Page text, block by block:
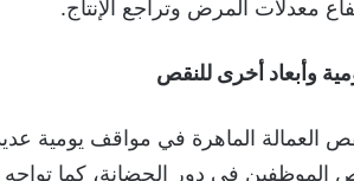
معدلات المرض وتراجع الإنتاج.
وأبعاد أخرى للنقص
العمالة الماهرة في مواقف يومية
الموظفين في دور الحضانة، كما